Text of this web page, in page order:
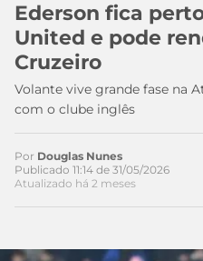
DE
APOSTA
MELHORES
SITES
DE
APOSTAS
2026
COPA
DO
MUNDO
TIMES
MEU
TIME
CAMPEONATOS
Ederson fica
United e pode
Cruzeiro
Volante vive grande fase na
com o clube inglês
Por Douglas Nunes
Publicado 11:14 de 31/05/2026
Atualizado há 2 meses